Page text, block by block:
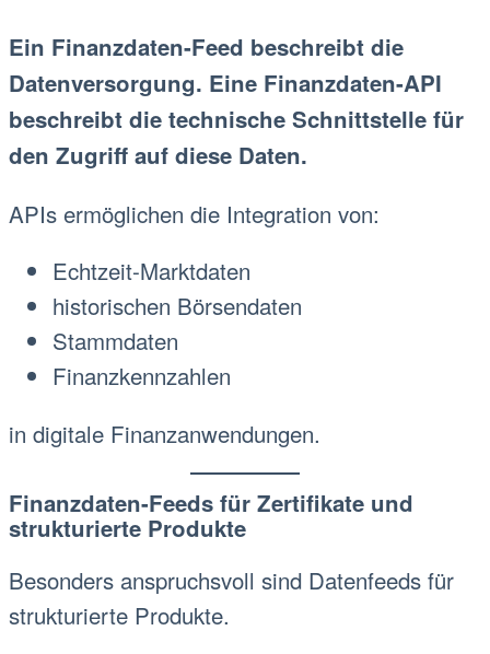
Ein Finanzdaten-Feed beschreibt die
Datenversorgung. Eine Finanzdaten-API
beschreibt die technische Schnittstelle für
den Zugriff auf diese Daten.
APIs ermöglichen die Integration von:
Echtzeit-Marktdaten
historischen Börsendaten
Stammdaten
Finanzkennzahlen
in digitale Finanzanwendungen.
Finanzdaten-Feeds für Zertifikate und
strukturierte Produkte
Besonders anspruchsvoll sind Datenfeeds für
strukturierte Produkte.